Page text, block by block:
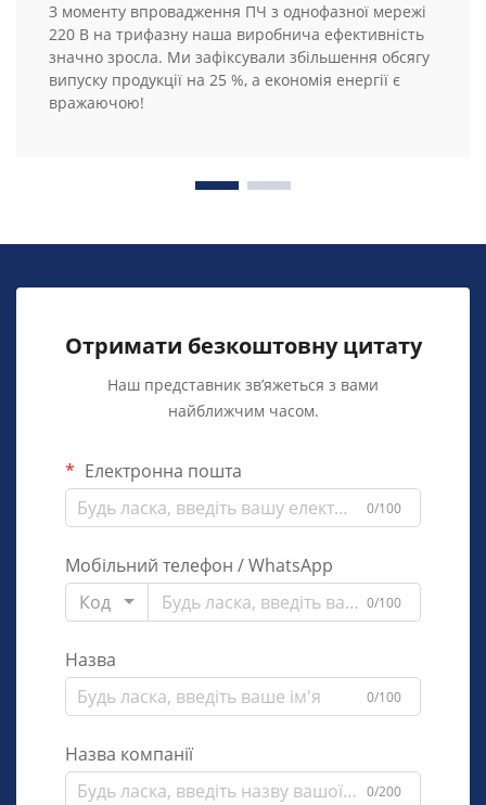
З моменту впровадження ПЧ з однофазної мережі
220 В на трифазну наша виробнича ефективність
значно зросла. Ми зафіксували збільшення обсягу
випуску продукції на 25 %, а економія енергії є
вражаючою!
Отримати безкоштовну цитату
Наш представник зв’яжеться з вами
найближчим часом.
Електронна пошта
0/100
Мобільний телефон / WhatsApp
Код
0/100
Назва
0/100
Назва компанії
0/200